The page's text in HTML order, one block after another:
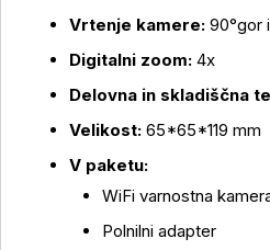
Vrtenje kamere: 90°gor
Digitalni zoom: 4x
Delovna in skladiščna
Velikost: 65*65*119 mm
V paketu:
WiFi varnostna
Polnilni adapter